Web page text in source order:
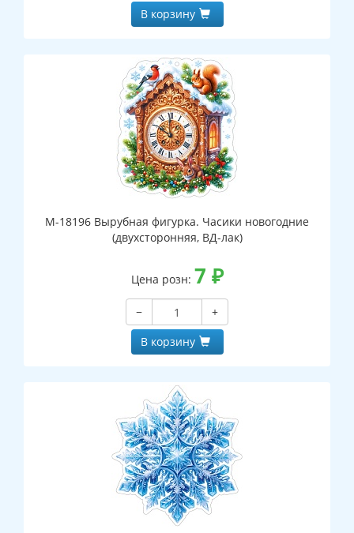
В корзину
М-18196 Вырубная фигурка. Часики новогодние
(двухсторонняя, ВД-лак)
Цена розн: 7 ₽
−
+
В корзину